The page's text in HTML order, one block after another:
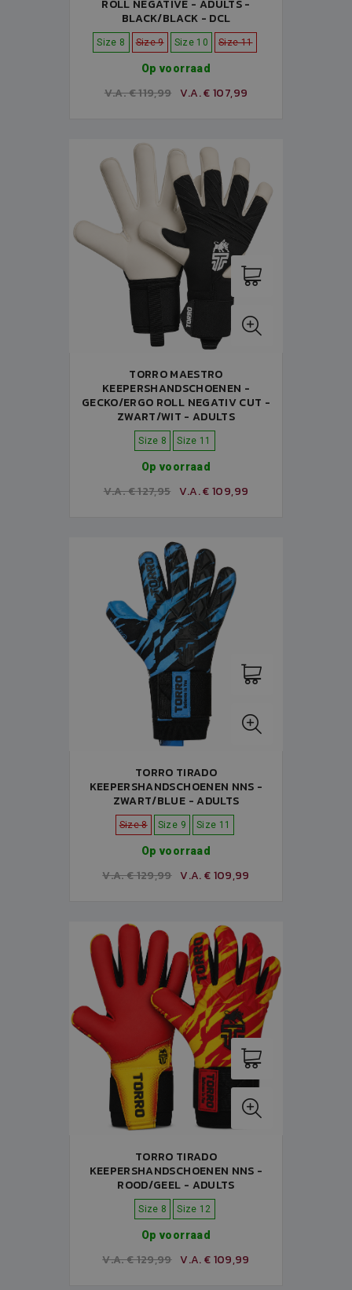
ROLL NEGATIVE - ADULTS -
BLACK/BLACK - DCL
Size 8 Size 9 Size 10 Size 11
Op voorraad
V.A. € 119,99 V.A. € 107,99
TORRO MAESTRO
KEEPERSHANDSCHOENEN -
GECKO/ERGO ROLL NEGATIV CUT -
ZWART/WIT - ADULTS
Size 8 Size 11
Op voorraad
V.A. € 127,95 V.A. € 109,99
TORRO TIRADO
KEEPERSHANDSCHOENEN NNS -
ZWART/BLUE - ADULTS
Size 8 Size 9 Size 11
Op voorraad
V.A. € 129,99 V.A. € 109,99
TORRO TIRADO
KEEPERSHANDSCHOENEN NNS -
ROOD/GEEL - ADULTS
Size 8 Size 12
Op voorraad
V.A. € 129,99 V.A. € 109,99